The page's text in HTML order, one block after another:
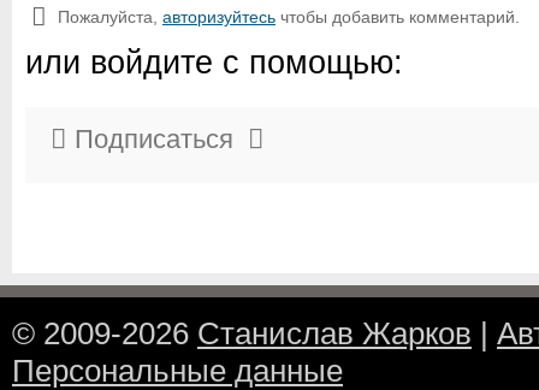
Пожалуйста, авторизуйтесь чтобы добавить комментарий.
или войдите с помощью:
Подписаться
© 2009-2026 Станислав Жарков |
Персональные данные